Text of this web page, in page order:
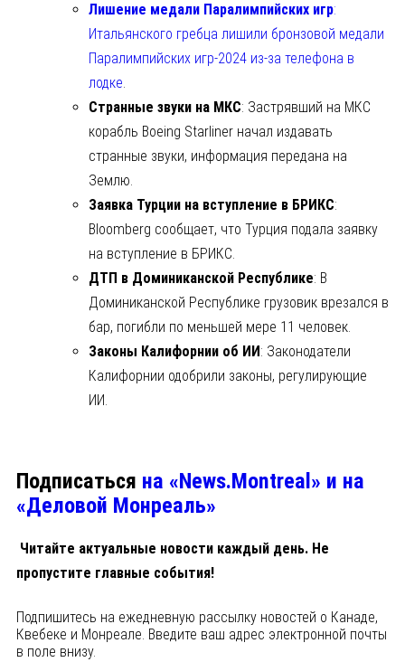
Лишение медали Паралимпийских игр:
Итальянского гребца лишили бронзовой медали
Паралимпийских игр-2024 из-за телефона в
лодке.
Странные звуки на МКС: Застрявший на МКС
корабль Boeing Starliner начал издавать
странные звуки, информация передана на
Землю.
Заявка Турции на вступление в БРИКС:
Bloomberg сообщает, что Турция подала заявку
на вступление в БРИКС.
ДТП в Доминиканской Республике: В
Доминиканской Республике грузовик врезался в
бар, погибли по меньшей мере 11 человек.
Законы Калифорнии об ИИ : Законодатели
Калифорнии одобрили законы, регулирующие
ИИ.
Подписаться на «News.Montreal» и на
«Деловой Монреаль»
Читайте актуальные новости каждый день. Не
пропустите главные события!
Подпишитесь на ежедневную рассылку новостей о Канаде,
Квебеке и Монреале. Введите ваш адрес электронной почты
в поле внизу.